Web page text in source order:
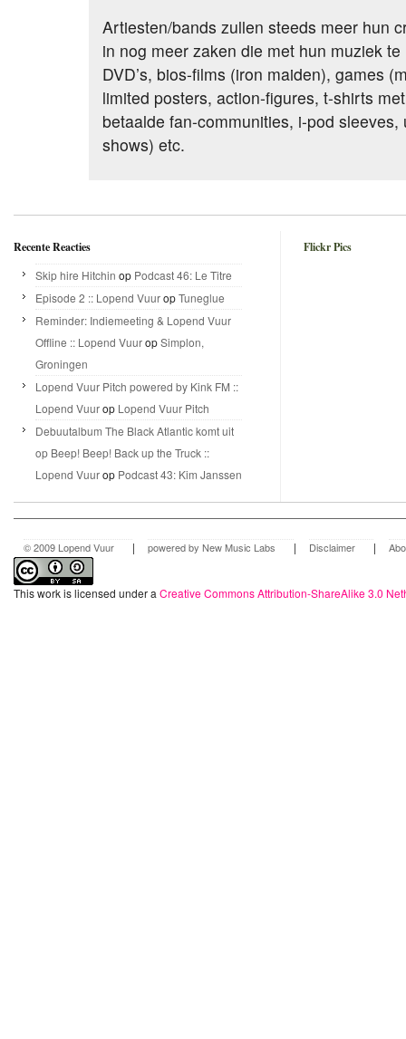
Artiesten/bands zullen steeds meer hun
in nog meer zaken die met hun muziek
DVD’s, bios-films (iron maiden), games
limited posters, action-figures, t-shirts
betaalde fan-communities, i-pod
shows) etc.
Recente Reacties
Skip hire Hitchin op Podcast 46: Le Titre
Episode 2 :: Lopend VuuropTuneglue
Reminder: Indiemeeting & Lopend Vuur
Offline :: Lopend VuuropSimplon,
Groningen
Lopend Vuur Pitch powered by Kink FM ::
Lopend Vuurop Lopend Vuur Pitch
Debuutalbum The Black Atlantic komt uit
op Beep! Beep! Back up the Truck ::
Lopend Vuurop Podcast 43: Kim Janssen
Flickr Pics
© 2009 Lopend Vuur | powered by New Music Labs | Disclaimer |
This work is licensed under a Creative Commons Attribution-ShareAlike 3.0